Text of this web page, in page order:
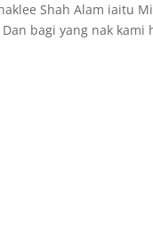
Shah Alam iaitu
bagi yang nak kami